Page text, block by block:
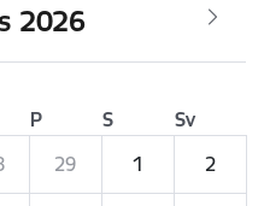
2026
P S
Sv
29 1 2